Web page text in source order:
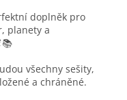
doplněk pro
planety a
všechny sešity,
a chráněné.